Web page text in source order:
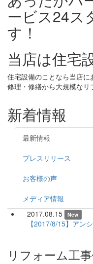
ービス24ス
す！
当店は住宅
住宅設備のことなら当店
修理・修繕から大規模なリ
新着情報
最新情報
プレスリリース
お客様の声
メディア情報
2017.08.15
New
【2017/8/15】アン
リフォーム工